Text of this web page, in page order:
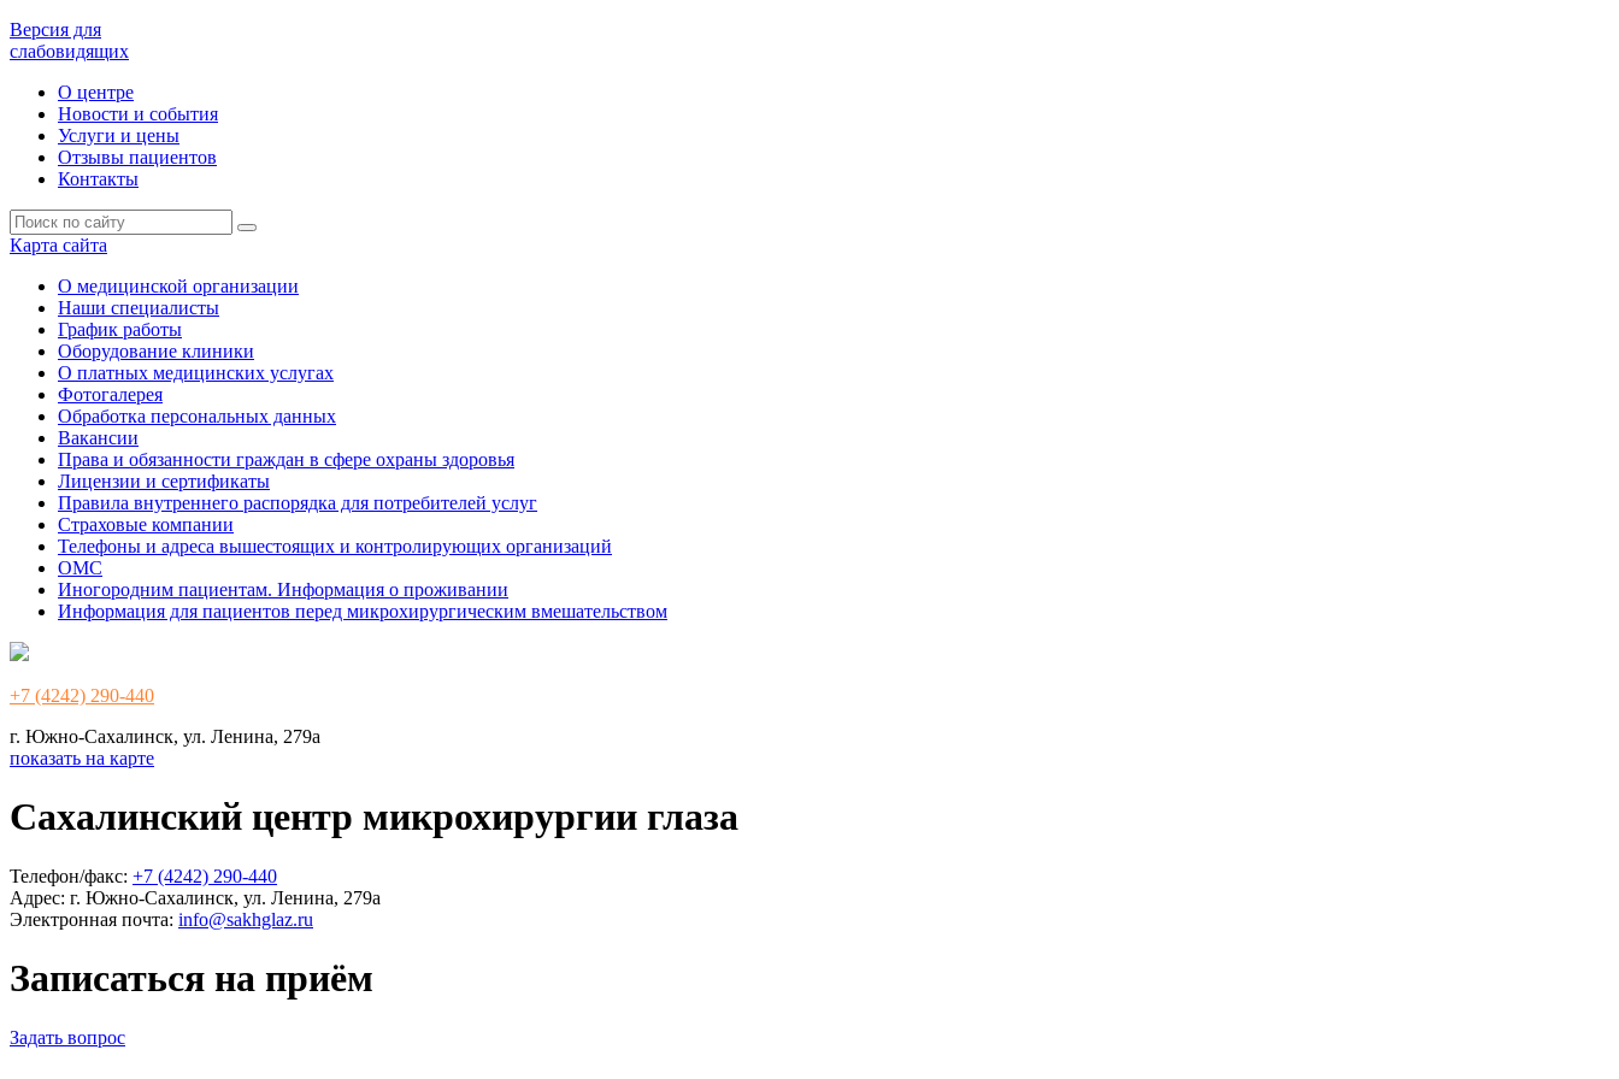
Версия для
слабовидящих
О центре
Новости и события
Услуги и цены
Отзывы пациентов
Контакты
Карта сайта
О медицинской организации
Наши специалисты
График работы
Оборудование клиники
О платных медицинских услугах
Фотогалерея
Обработка персональных данных
Вакансии
Права и обязанности граждан в сфере охраны здоровья
Лицензии и сертификаты
Правила внутреннего распорядка для потребителей услуг
Страховые компании
Телефоны и адреса вышестоящих и контролирующих организаций
ОМС
Иногородним пациентам. Информация о проживании
Информация для пациентов перед микрохирургическим вмешательством
+7 (4242) 290-440
г. Южно-Сахалинск, ул. Ленина, 279а
показать на карте
Сахалинский центр микрохирургии глаза
Телефон/факс: +7 (4242) 290-440
Адрес: г. Южно-Сахалинск, ул. Ленина, 279а
Электронная почта: info@sakhglaz.ru
Записаться на приём
Задать вопрос